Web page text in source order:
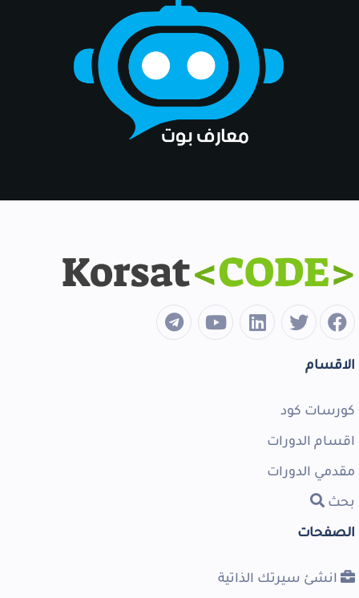
الاقسام
كورسات كود
اقسام الدورات
مقدمي الدورات
بحث
الصفحات
انشئ سيرتك الذاتية